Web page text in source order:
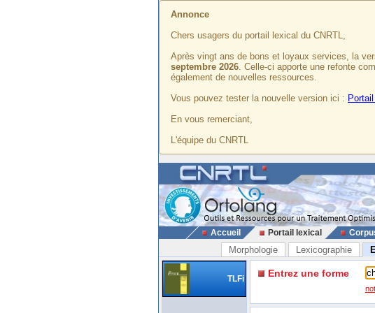
Annonce
Chers usagers du portail lexical du CNRTL,
Après vingt ans de bons et loyaux services, la
septembre 2026. Celle-ci apporte une refonte
également de nouvelles ressources.
Vous pouvez tester la nouvelle version ici :
En vous remerciant,
L'équipe du CNRTL
Accueil Portail lexical
Morphologie Lexicographie
TLFi Entrez une forme